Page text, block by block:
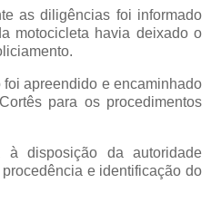
as diligências foi informado
motocicleta havia deixado o
apreendido e encaminhado
para os procedimentos
à disposição da autoridade
e identificação do